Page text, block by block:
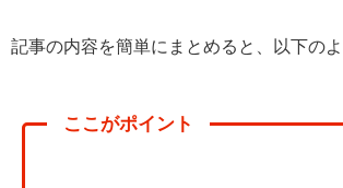
記事の内容を簡単にまとめると、以下のよ
ここがポイント